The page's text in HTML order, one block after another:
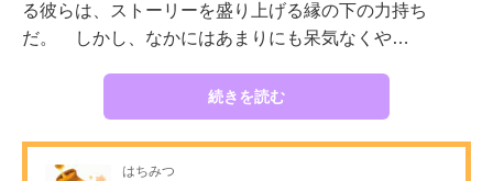
る彼らは、ストーリーを盛り上げる縁の下の力持ち
だ。 しかし、なかにはあまりにも呆気なくや…
続きを読む
はちみつ